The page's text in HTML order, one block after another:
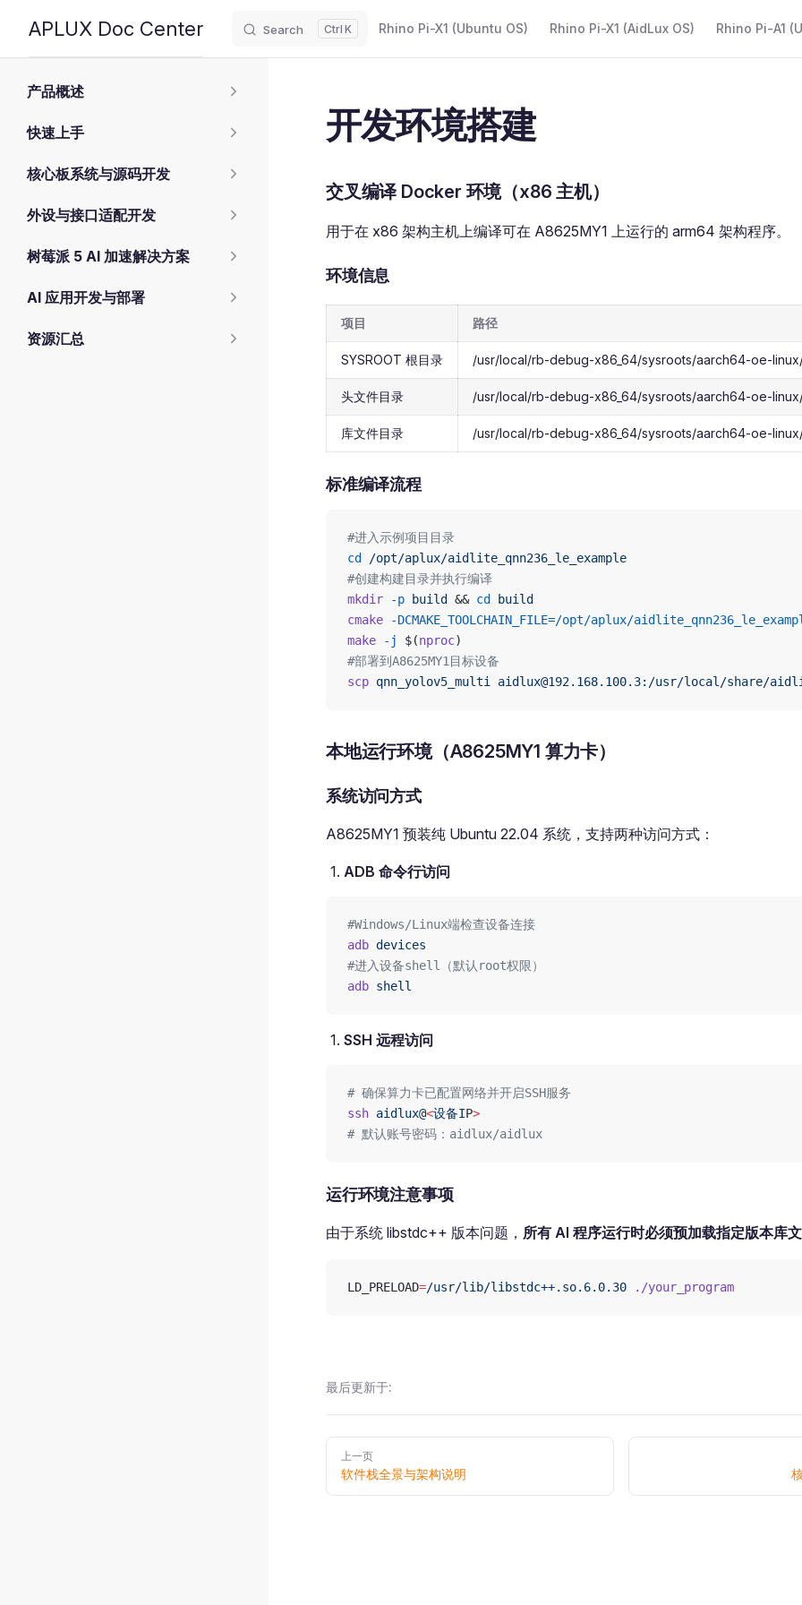
Skip to content
APLUX Doc Center Search K Rhino Pi-X1 (Ubuntu OS) Rhino Pi-X1 (AidLux OS) Rhino Pi-A1
产品概述
快速上手
核心板系统与源码开发
外设与接口适配开发
树莓派 5 AI 加速解决方案
AI 应用开发与部署
资源汇总
开发环境搭建
交叉编译 Docker 环境（x86 主机）
用于在 x86 架构主机上编译可在 A8625MY1 上运行的 arm64 架构程序。
环境信息
项目 路径
SYSROOT 根目录 /usr/local/rb-debug-x86_64/sysroots/aarch64-oe-
头文件目录 /usr/local/rb-debug-x86_64/sysroots/aarch64-oe-
库文件目录 /usr/local/rb-debug-x86_64/sysroots/aarch64-oe-
标准编译流程
#进入示例项目目录
cd
/opt/aplux/aidlite_qnn236_le_example
#创建构建目录并执行编译
mkdir -p build && cd
build
cmake -DCMAKE_TOOLCHAIN_FILE=/opt/aplux/
make -j $(nproc)
#部署到A8625MY1目标设备
scp qnn_yolov5_multi aidlux@192.168.100.3:/usr/local/share/
本地运行环境（A8625MY1 算力卡）
系统访问方式
A8625MY1 预装纯 Ubuntu 22.04 系统，支持两种访问方式：
ADB 命令行访问
#Windows/Linux端检查设备连接
adb devices
#进入设备shell（默认root权限）
adb shell
SSH 远程访问
# 确保算力卡已配置网络并开启SSH服务
ssh aidlux@<设备IP>
# 默认账号密码：aidlux/aidlux
运行环境注意事项
由于系统 libstdc++ 版本问题， 所有 AI 程序运行时必须预加载指定版本库
LD_PRELOAD=/usr/lib/libstdc++.so.6.0.30 ./your_program
最后更新于:
Pager
上一页
软件栈全景与架构说明